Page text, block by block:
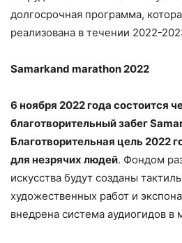
долгосрочная программа,
реализована в течении 2022-
Samarkand marathon 2022
6 ноября 2022 года состоится
благотворительный забег
Благотворительная цель 2022
для незрячих людей. Фондом
искусства будут созданы
художественных работ и
внедрена система аудиогидов в